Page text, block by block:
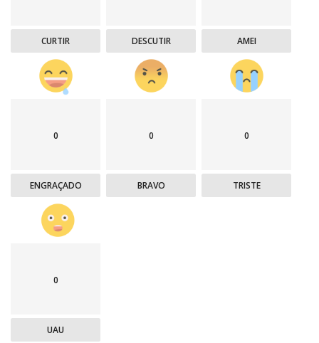
CURTIR DESCUTIR AMEI
0
ENGRAÇADO
0
BRAVO
0
TRISTE
0
UAU